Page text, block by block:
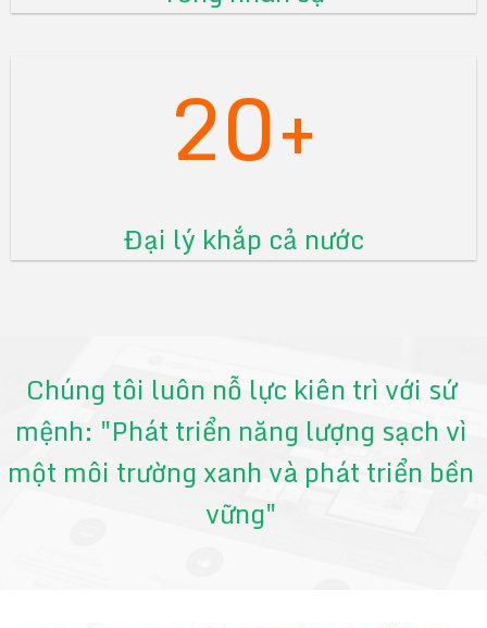
20+
Đại lý khắp cả nước
Chúng tôi luôn nỗ lực kiên trì với sứ
mệnh: "Phát triển năng lượng sạch vì
một môi trường xanh và phát triển bền
vững"